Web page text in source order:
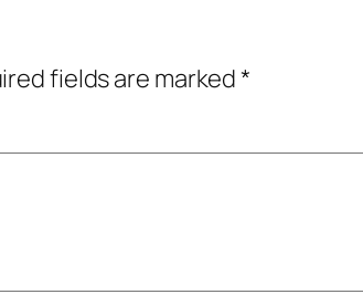
fields are marked*